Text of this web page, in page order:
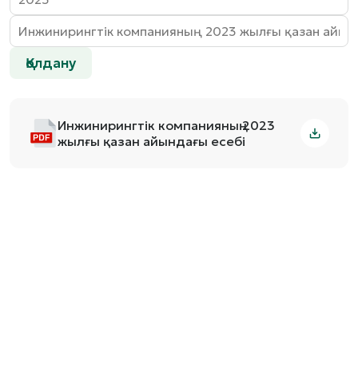
Қолдану
Инжинирингтік компанияның 2023
жылғы қазан айындағы есебі